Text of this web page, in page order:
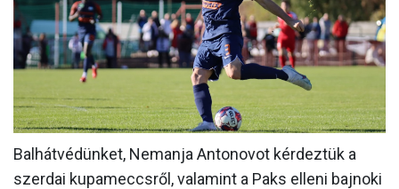
MÉRKŐZÉSEK
KLUB
GALÉRIA
SZURKOLÓI ÉLMÉNYEK
AKKREDITÁCIÓ
Balhátvédünket, Nemanja Antonovot kérdeztük a
szerdai kupameccsről, valamint a Paks elleni bajnoki